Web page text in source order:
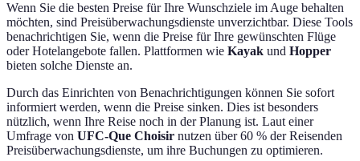
Wenn Sie die besten Preise für Ihre Wunschziele im Auge behalten
möchten, sind Preisüberwachungsdienste unverzichtbar. Diese Tools
benachrichtigen Sie, wenn die Preise für Ihre gewünschten Flüge
oder Hotelangebote fallen. Plattformen wie Kayak und Hopper
bieten solche Dienste an.
Durch das Einrichten von Benachrichtigungen können Sie sofort
informiert werden, wenn die Preise sinken. Dies ist besonders
nützlich, wenn Ihre Reise noch in der Planung ist. Laut einer
Umfrage von UFC-Que Choisir nutzen über 60 % der Reisenden
Preisüberwachungsdienste, um ihre Buchungen zu optimieren.